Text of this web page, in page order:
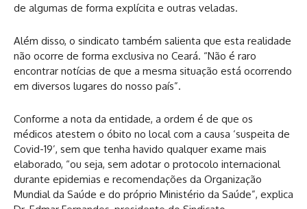
de algumas de forma explícita e outras veladas.
Além disso, o sindicato também salienta que esta realidade
não ocorre de forma exclusiva no Ceará. “Não é raro
encontrar notícias de que a mesma situação está ocorrendo
em diversos lugares do nosso país”.
Conforme a nota da entidade, a ordem é de que os
médicos atestem o óbito no local com a causa ‘suspeita de
Covid-19’, sem que tenha havido qualquer exame mais
elaborado, “ou seja, sem adotar o protocolo internacional
durante epidemias e recomendações da Organização
Mundial da Saúde e do próprio Ministério da Saúde”, explica